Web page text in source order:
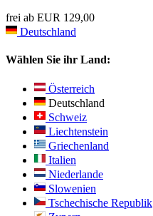
frei ab EUR 129,00
Deutschland
Wählen Sie ihr Land:
Österreich
Deutschland
Schweiz
Liechtenstein
Griechenland
Italien
Niederlande
Slowenien
Tschechische Republik